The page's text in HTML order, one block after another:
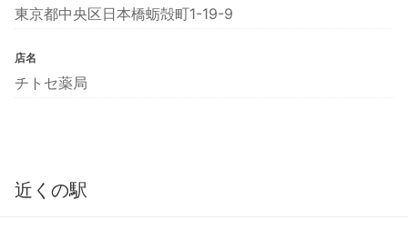
東京都中央区日本橋蛎殻町1-19-9
店名
チトセ薬局
近くの駅